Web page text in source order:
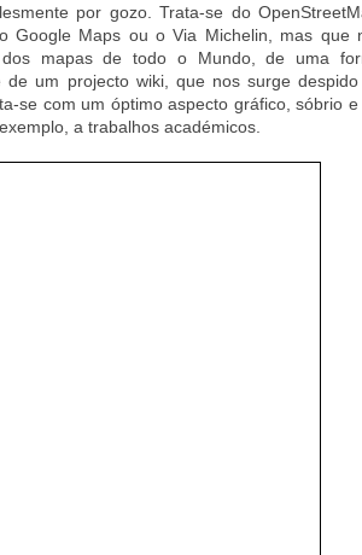
por gozo. Trata-se do
Google Maps ou o Via Michelin, mas que
mapas de todo o Mundo, de uma
de um projecto wiki, que nos surge despido
se com um óptimo aspecto gráfico, sóbrio e
a trabalhos académicos.